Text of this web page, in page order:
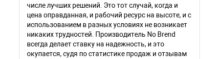
числе лучших решений. Это тот случай, когда и
цена оправданная, и рабочий ресурс на высоте, и с
использованием в разных условиях не возникает
никаких трудностей. Производитель No Brend
всегда делает ставку на надежность, и это
окупается, судя по статистике продаж и отзывам